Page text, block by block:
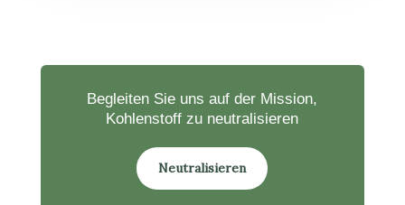
Begleiten Sie uns auf der Mission,
Kohlenstoff zu neutralisieren
Neutralisieren